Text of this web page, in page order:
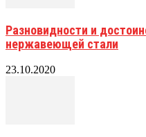
Разновидности и
нержавеющей стали
23.10.2020